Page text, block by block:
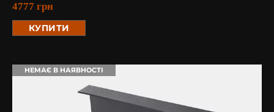
4777 грн
КУПИТИ
НЕМАЄ В НАЯВНОСТІ